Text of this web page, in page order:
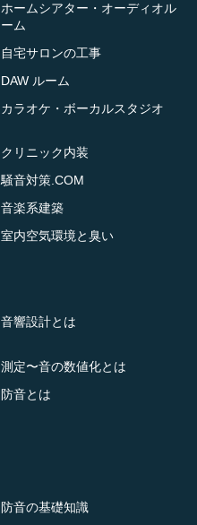
ホームシアター・オーディオル
ーム
自宅サロンの工事
DAW ルーム
カラオケ・ボーカルスタジオ
室内空気環境と臭い
クリニック内装
騒音対策.COM
音楽系建築
防音とは
音響設計とは
測定〜音の数値化とは
防音の基礎知識